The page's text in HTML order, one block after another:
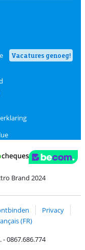
Vacatures genoeg!
Brand 2024
Privacy
(FR)
0867.686.774